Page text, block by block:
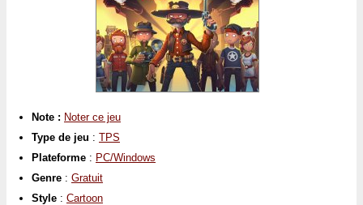
Note : Noter ce jeu
Type de jeu : TPS
Plateforme : PC/Windows
Genre : Gratuit
Style : Cartoon